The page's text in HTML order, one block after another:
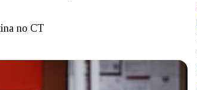
no CT